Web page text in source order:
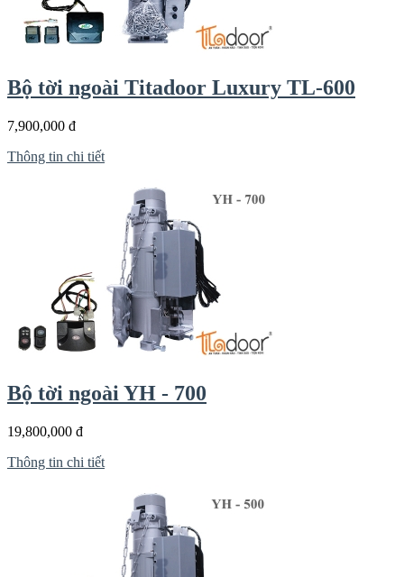
Bộ tời ngoài Titadoor Luxury TL-600
7,900,000 đ
Thông tin chi tiết
Bộ tời ngoài YH - 700
19,800,000 đ
Thông tin chi tiết